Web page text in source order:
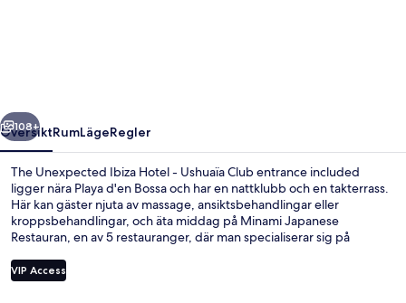
Club
entrance
included
Nästa
108+
ÖversiktRumLägeRegler
The Unexpected Ibiza Hotel - Ushuaïa Club entrance included
ligger nära Playa d'en Bossa och har en nattklubb och en takterrass.
Här kan gäster njuta av massage, ansiktsbehandlingar eller
kroppsbehandlingar, och äta middag på Minami Japanese
Restauran, en av 5 restauranger, där man specialiserar sig på
3 utomhuspooler, ett dygnet runt-öppet fitnesscenter och en
terrass. Andra resenärer talar mycket väl om den hjälpsamma
VIP Access